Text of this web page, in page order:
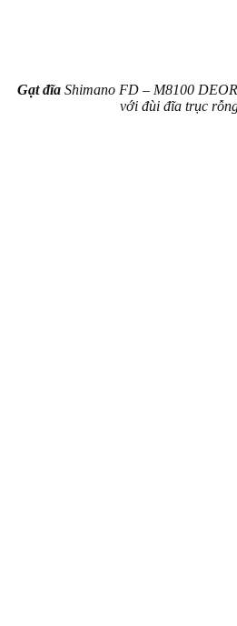
Gạt đĩa Shimano FD – M8100
với đùi đĩa trục